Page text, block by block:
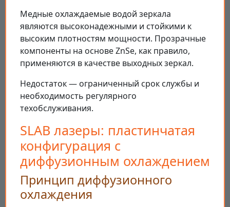
Медные охлаждаемые водой зеркала
являются высоконадежными и стойкими к
высоким плотностям мощности. Прозрачные
компоненты на основе ZnSe, как правило,
применяются в качестве выходных зеркал.
Недостаток — ограниченный срок службы и
необходимость регулярного
техобслуживания.
SLAB лазеры: пластинчатая
конфигурация с
диффузионным охлаждением
Принцип диффузионного
охлаждения